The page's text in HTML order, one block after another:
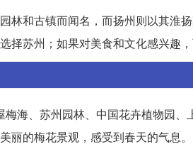
林和古镇而闻名，而扬州则以其淮
苏州；如果对美食和文化感兴趣，
海、苏州园林、中国花卉植物园、
的梅花景观，感受到春天的气息。